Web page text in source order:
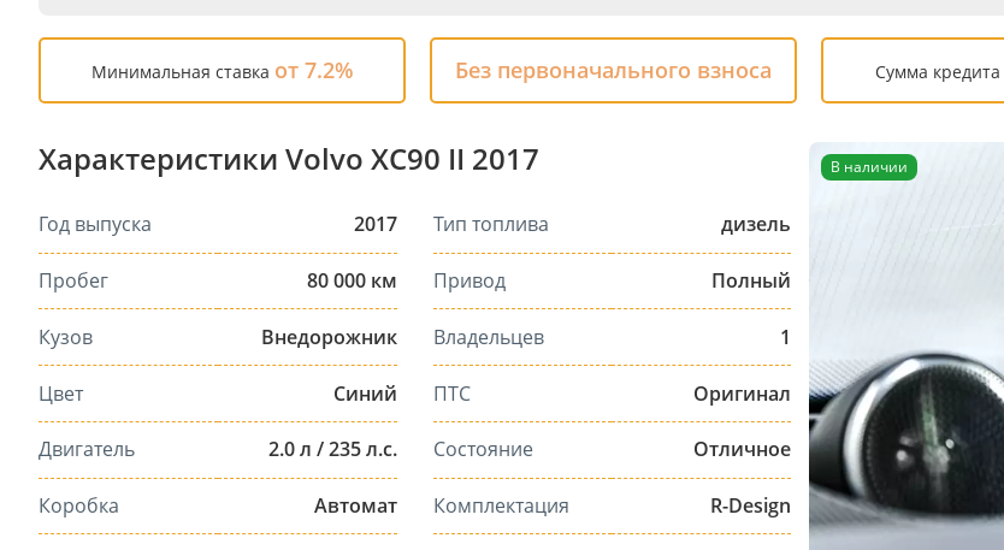
Минимальная ставка от 7.2% Без первоначального взноса Сумма кредита
Характеристики Volvo XC90 II 2017
Год выпуска 2017
Пробег 80 000 км
Кузов Внедорожник
Цвет Синий
Двигатель 2.0 л / 235 л.с.
Коробка Автомат
Тип топлива дизель
Привод Полный
Владельцев 1
ПТС Оригинал
Состояние Отличное
Комплектация R-Design
В наличии